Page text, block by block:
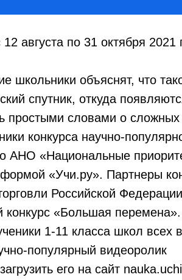
августа по 31 октября 2021
школьники объяснят, что
спутник, откуда
простыми словами о
конкурса научно-
АНО «Национальные
«Учи.ру». Партнеры
Российской
конкурс «Большая перемена».
1-11 класса школ всех
популярный видеоролик
его на сайт